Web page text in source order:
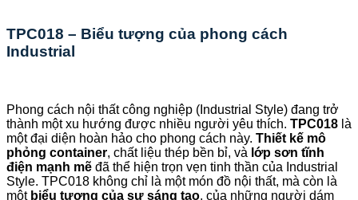
TPC018 – Biểu tượng của phong cách
Industrial
Phong cách nội thất công nghiệp (Industrial Style) đang trở
thành một xu hướng được nhiều người yêu thích. TPC018 là
một đại diện hoàn hảo cho phong cách này. Thiết kế mô
phỏng container, chất liệu thép bền bỉ, và lớp sơn tĩnh
điện mạnh mẽ đã thể hiện trọn vẹn tinh thần của Industrial
Style. TPC018 không chỉ là một món đồ nội thất, mà còn là
một biểu tượng của sự sáng tạo, của những người dám